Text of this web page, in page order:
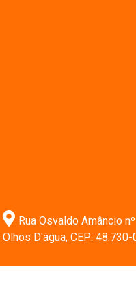
Rua Osvaldo Amâncio
Olhos D'água, CEP: